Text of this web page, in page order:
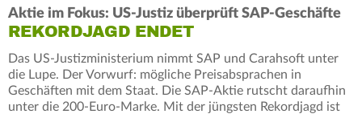
Aktie im Fokus: US-Justiz überprüft SAP-Geschäfte
REKORDJAGD ENDET
Das US-Justizministerium nimmt SAP und Carahsoft unter
die Lupe. Der Vorwurf: mögliche Preisabsprachen in
Geschäften mit dem Staat. Die SAP-Aktie rutscht daraufhin
unter die 200-Euro-Marke. Mit der jüngsten Rekordjagd ist